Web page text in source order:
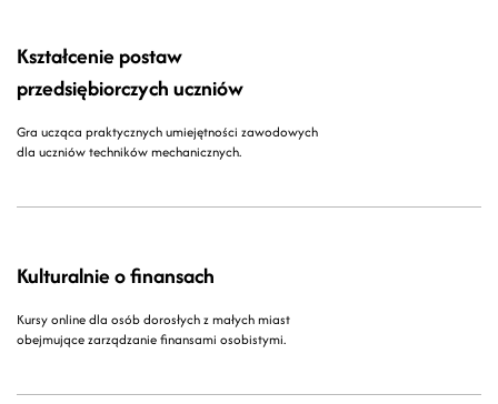
Kształcenie postaw
przedsiębiorczych uczniów
Gra ucząca praktycznych umiejętności zawodowych
dla uczniów techników mechanicznych.
Kulturalnie o finansach
Kursy online dla osób dorosłych z małych miast
obejmujące zarządzanie finansami osobistymi.